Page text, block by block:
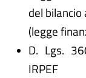
del
(legge
D. Lgs.
IRPEF